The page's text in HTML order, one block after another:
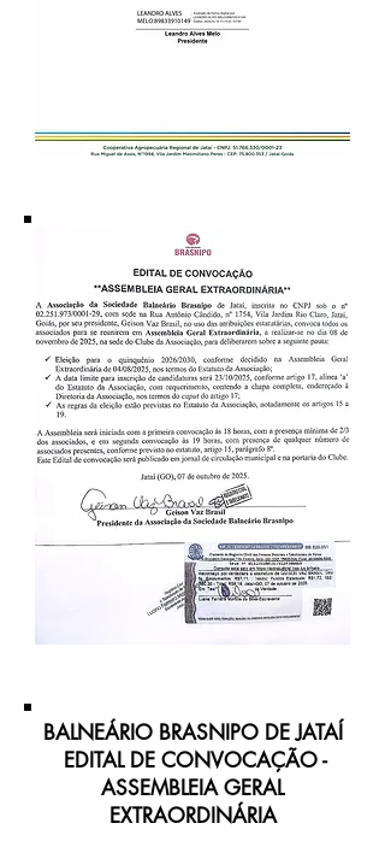
BALNEÁRIO BRASNIPO DE JATAÍ
EDITAL DE CONVOCAÇÃO -
ASSEMBLEIA GERAL
EXTRAORDINÁRIA